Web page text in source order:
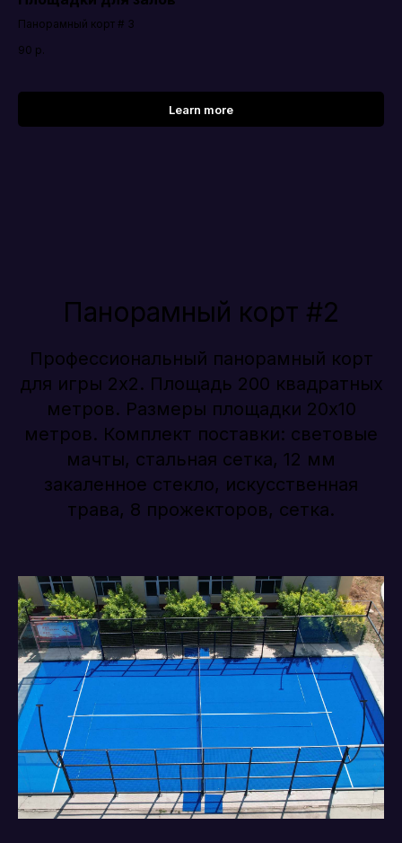
Панорамный корт # 3
90 р.
Learn more
Панорамный корт #2
Профессиональный панорамный корт
для игры 2х2. Площадь 200 квадратных
метров. Размеры площадки 20х10
метров. Комплект поставки: световые
мачты, стальная сетка, 12 мм
закаленное стекло, искусственная
трава, 8 прожекторов, сетка.